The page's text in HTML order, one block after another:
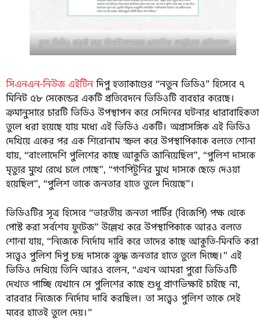
ভুল ভিডিও যাচাই করে ডিসমিসল্যাবের প্রকাশিত ফ্যাক্টচেক প্রতিবেদন
সিএনএন-নিউজ এইটিনদিপু হত্যাকাণ্ডের “নতুন ভিডিও” হিসেবে ৭
মিনিট ৫৮ সেকেন্ডের একটি প্রতিবেদনে ভিডিওটি ব্যবহার করেছে।
ক্রমানুসারে চারটি ভিডিও উপস্থাপন করে সেদিনের ঘটনার ধারাবাহিকতা
তুলে ধরা হয়েছে যায় মধ্যে এই ভিডিও একটি। অপ্রাসঙ্গিক এই ভিডিও
দেখিয়ে একের পর এক শিরোনাম স্ক্রল করে উপস্থাপিকাকে বলতে শোনা
যায়, “বাংলাদেশি পুলিশের কাছে আকুতি জানিয়েছিল”, “পুলিশ দাসকে
মৃত্যুর মুখে রেখে চলে গেছে”, “গণপিটুনির মুখে দাসকে ছেড়ে দেওয়া
হয়েছিল”, “পুলিশ তাকে জনতার হাতে তুলে দিয়েছে”।
ভিডিওটির সূত্র হিসেবে “ভারতীয় জনতা পার্টির (বিজেপি) পক্ষ থেকে
পোস্ট করা সর্বশেষ ফুটেজ” উল্লেখ করে উপস্থাপিকাকে আরও বলতে
শোনা যায়, “নিজেকে নির্দোষ দাবি করে তাদের কাছে আকুতি-মিনতি করা
সত্ত্বেও পুলিশ দিপু চন্দ্র দাসকে ক্রুদ্ধ জনতার হাতে তুলে দিচ্ছে।” এই
ভিডিও দেখিয়ে তিনি আরও বলেন, “এখন আমরা পুরো ভিডিওটি
দেখতে পাচ্ছি যেখানে সে পুলিশের কাছে শুধু প্রাণভিক্ষাই চাইছে না,
বারবার নিজেকে নির্দোষ দাবি করছিল। তা সত্ত্বেও পুলিশ তাকে সেই
মবের হাতেই তুলে দেয়।”